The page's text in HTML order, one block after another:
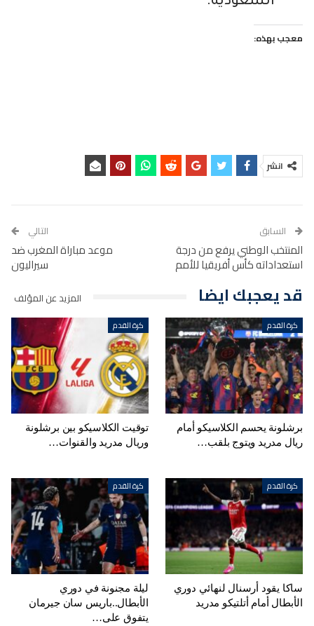
معجب بهذه:
انشر
السابق
المنتخب الوطني يرفع من درجة
استعداداته كأس أفريقيا للأمم
التالي
موعد مباراة المغرب ضد
سيراليون
قد يعجبك ايضا المزيد عن المؤلف
كرة القدم
برشلونة يحسم الكلاسيكو أمام
ريال مدريد ويتوج بلقب…
كرة القدم
توقيت الكلاسيكو بين برشلونة
وريال مدريد والقنوات…
كرة القدم
ساكا يقود أرسنال لنهائي دوري
الأبطال أمام أتلتيكو مدريد
كرة القدم
ليلة مجنونة في دوري
الأبطال..باريس سان جيرمان
يتفوق على…